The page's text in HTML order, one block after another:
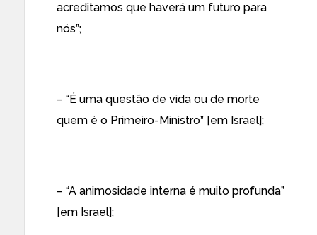
acreditamos que haverá um futuro para
nós”;
– “É uma questão de vida ou de morte
quem é o Primeiro-Ministro” [em Israel];
– “A animosidade interna é muito profunda”
[em Israel];